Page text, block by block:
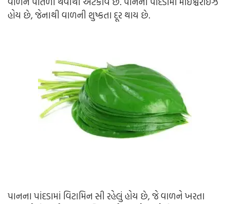
હોય છે, જેનાથી વાળની શુષ્કતા દૂર થાય છે.
પાનના પાંદડામાં વિટામિન સી રહેલું હોય છે, જે વાળને ખરતા